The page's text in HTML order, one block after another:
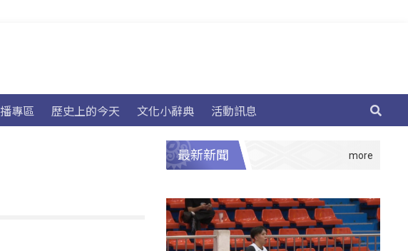
專區 歷史上的今天 文化小辭典 活動訊息
最新新聞